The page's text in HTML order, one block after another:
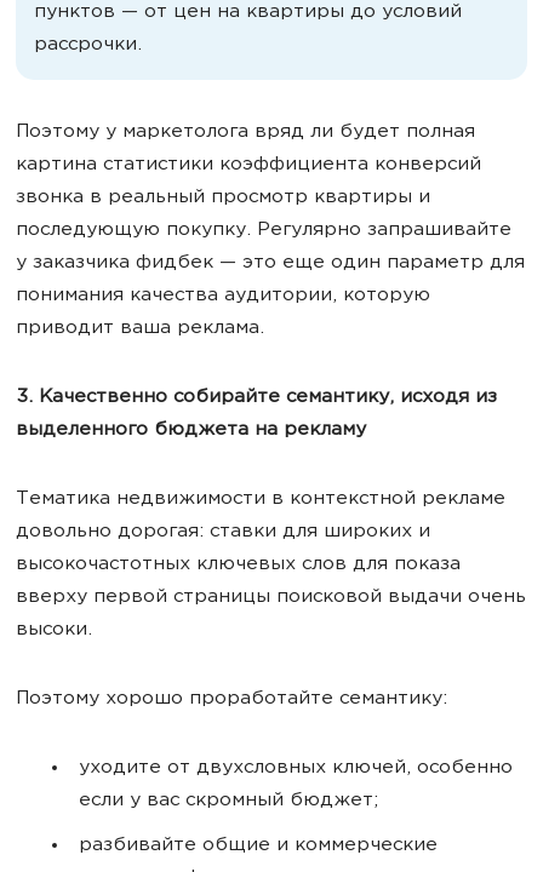
пунктов — от цен на квартиры до условий
рассрочки.
Поэтому у маркетолога вряд ли будет полная
картина статистики коэффициента конверсий
звонка в реальный просмотр квартиры и
последующую покупку. Регулярно запрашивайте
у заказчика фидбек — это еще один параметр для
понимания качества аудитории, которую
приводит ваша реклама.
3. Качественно собирайте семантику, исходя из
выделенного бюджета на рекламу
Тематика недвижимости в контекстной рекламе
довольно дорогая: ставки для широких и
высокочастотных ключевых слов для показа
вверху первой страницы поисковой выдачи очень
высоки.
Поэтому хорошо проработайте семантику:
уходите от двухсловных ключей, особенно
если у вас скромный бюджет;
разбивайте общие и коммерческие